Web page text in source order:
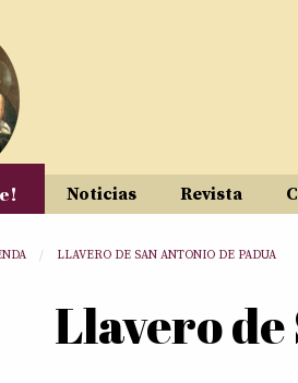
Noticias Revista
está aquí
LLAVERO DE SAN ANTONIO DE PADUA
Llavero